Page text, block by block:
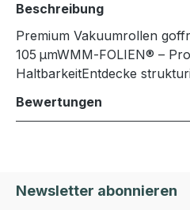
Beschreibung
Premium Vakuumrollen
105 µmWMM‑FOLIEN® –
HaltbarkeitEntdecke
Bewertungen
Newsletter abonnieren